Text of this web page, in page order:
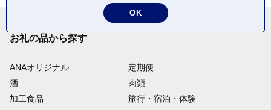
お礼の品から探す
ANAオリジナル
定期便
酒
肉類
加工食品
旅行・宿泊・体験
OK